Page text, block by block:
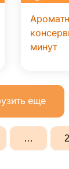
минут
еще
…